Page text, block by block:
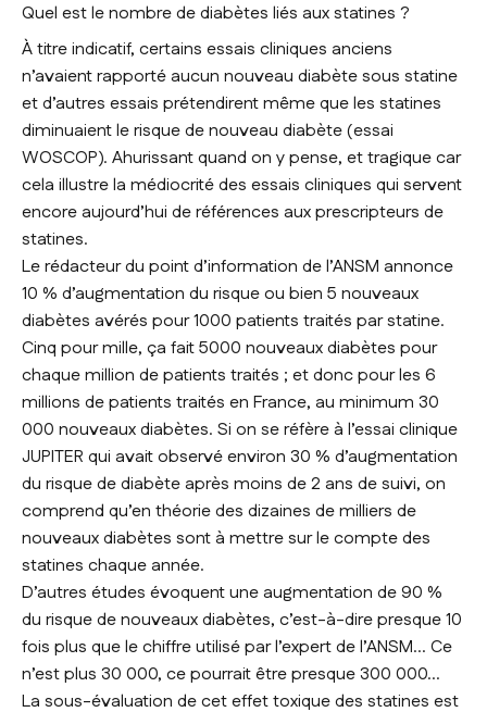
Quel est le nombre de diabètes liés aux statines ?
À titre indicatif, certains essais cliniques anciens
n’avaient rapporté aucun nouveau diabète sous statine
et d’autres essais prétendirent même que les statines
diminuaient le risque de nouveau diabète (essai
WOSCOP). Ahurissant quand on y pense, et tragique car
cela illustre la médiocrité des essais cliniques qui servent
encore aujourd’hui de références aux prescripteurs de
statines.
Le rédacteur du point d’information de l’ANSM annonce
10 % d’augmentation du risque ou bien 5 nouveaux
diabètes avérés pour 1000 patients traités par statine.
Cinq pour mille, ça fait 5000 nouveaux diabètes pour
chaque million de patients traités ; et donc pour les 6
millions de patients traités en France, au minimum 30
000 nouveaux diabètes. Si on se réfère à l’essai clinique
JUPITER qui avait observé environ 30 % d’augmentation
du risque de diabète après moins de 2 ans de suivi, on
comprend qu’en théorie des dizaines de milliers de
nouveaux diabètes sont à mettre sur le compte des
statines chaque année.
D’autres études évoquent une augmentation de 90 %
du risque de nouveaux diabètes, c’est-à-dire presque 10
fois plus que le chiffre utilisé par l’expert de l’ANSM… Ce
n’est plus 30 000, ce pourrait être presque 300 000…
La sous-évaluation de cet effet toxique des statines est